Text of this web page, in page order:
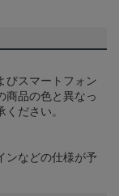
びスマートフォン
商品の色と異なっ
ださい。
ンなどの仕様が予